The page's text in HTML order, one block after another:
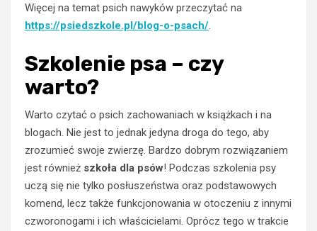
Więcej na temat psich nawyków przeczytać na
https://psiedszkole.pl/blog-o-psach/
Szkolenie psa – czy
warto?
Warto czytać o psich zachowaniach w książkach i na
blogach. Nie jest to jednak jedyna droga do tego, aby
zrozumieć swoje zwierzę. Bardzo dobrym rozwiązaniem
jest również szkoła dla psów! Podczas szkolenia psy
uczą się nie tylko posłuszeństwa oraz podstawowych
komend, lecz także funkcjonowania w otoczeniu z innymi
czworonogami i ich właścicielami. Oprócz tego w trakcie